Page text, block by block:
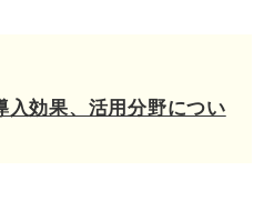
入効果、活用分野につい